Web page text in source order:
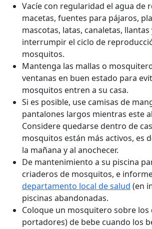
Vacíe con regularidad el agua de
macetas, fuentes para pájaros,
mascotas, latas, canaletas,
interrumpir el ciclo de
mosquitos.
Mantenga las mallas o
ventanas en buen estado para
mosquitos entren a su casa.
Si es posible, use camisas de
pantalones largos mientras este
Considere quedarse dentro de
mosquitos están más activos, es
la mañana y al anochecer.
De mantenimiento a su piscina
criaderos de mosquitos, e
departamento local de salud (en
piscinas abandonadas.
Coloque un mosquitero sobre los
portadores) de bebe cuando los